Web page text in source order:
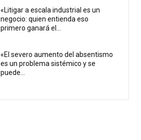
«Litigar a escala industrial es un
negocio: quien entienda eso
primero ganará el...
«El severo aumento del absentismo
es un problema sistémico y se
puede...